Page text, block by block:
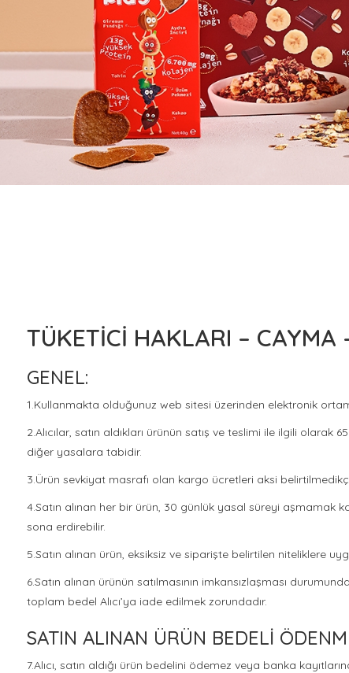
TÜKETİCİ HAKLARI – CAYMA
GENEL:
1.Kullanmakta olduğunuz web sitesi üzerinden elektronik
2.Alıcılar, satın aldıkları ürünün satış ve teslimi ile ilgili
diğer yasalara tabidir.
3.Ürün sevkiyat masrafı olan kargo ücretleri aksi
4.Satın alınan her bir ürün, 30 günlük yasal süreyi aşmamak
sona erdirebilir.
5.Satın alınan ürün, eksiksiz ve siparişte belirtilen niteliklere
6.Satın alınan ürünün satılmasının imkansızlaşması
toplam bedel Alıcı’ya iade edilmek zorundadır.
SATIN ALINAN ÜRÜN BEDELİ
7.Alıcı, satın aldığı ürün bedelini ödemez veya banka